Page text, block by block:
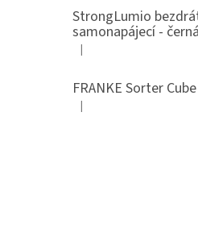
StrongLumio
samonapájecí -
Hodnocení produktu je 4
|
FRANKE Sorter
Hodnocení produktu je 3
|